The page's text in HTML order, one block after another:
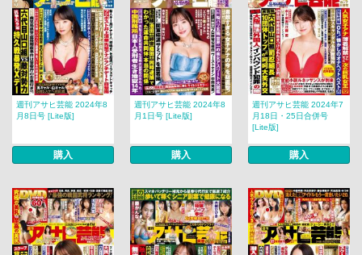
週刊アサヒ芸能 2024年8
月8日号 [Lite版]
購入
週刊アサヒ芸能 2024年8
月1日号 [Lite版]
購入
週刊アサヒ芸能 2024年7
月18日・25日合併号
[Lite版]
購入